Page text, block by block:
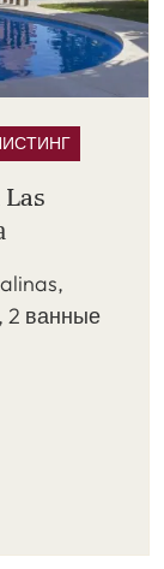
2 ванные